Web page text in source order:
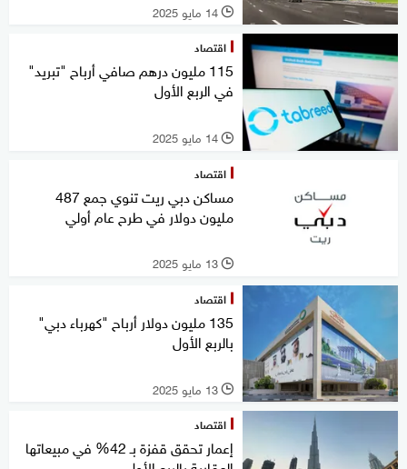
l 14 مايو 2025
اقتصاد
115 مليون درهم صافي أرباح "تبريد"
في الربع الأول
l 14 مايو 2025
اقتصاد
مساكن دبي ريت تنوي جمع 487
مليون دولار في طرح عام أولي
l 13 مايو 2025
اقتصاد
135 مليون دولار أرباح "كهرباء دبي"
بالربع الأول
l 13 مايو 2025
اقتصاد
إعمار تحقق قفزة بـ 42% في مبيعاتها